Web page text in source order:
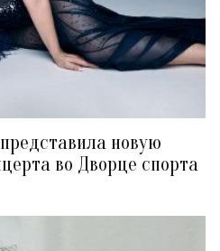
представила новую
во Дворце спорта